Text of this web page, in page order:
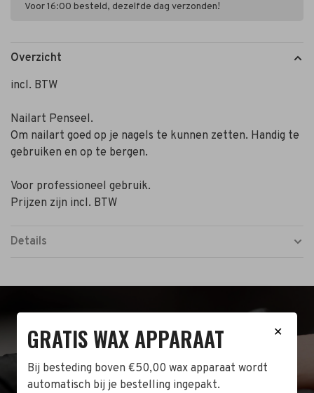
Voor 16:00 besteld, dezelfde dag verzonden!
Overzicht
incl. BTW
Nailart Penseel.
Om nailart goed op je nagels te kunnen zetten. Handig te
gebruiken en op te bergen.
Voor professioneel gebruik.
Prijzen zijn incl. BTW
Details
BEZOEK DE WINKEL!
Naast de online shop hebben wij ook een fysieke
winkel in Zwijndrecht! Het adres is: Antoni van
✕
GRATIS WAX APPARAAT
Bij besteding boven €50,00 wax apparaat wordt
automatisch bij je bestelling ingepakt.